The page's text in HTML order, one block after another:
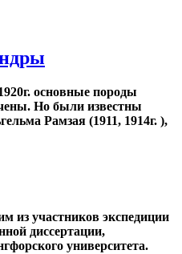
. основные породы
Но были известны
Рамзая (1911, 1914г. ),
из участников экспедиции
диссертации,
университета.